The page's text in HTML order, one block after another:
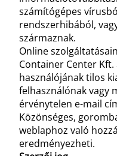
számítógépes
rendszerhibából,
származnak.
Online
Container Center
használójának tilos
felhasználónak vagy
érvénytelen e-mail
Közönséges,
weblaphoz való
eredményezheti.